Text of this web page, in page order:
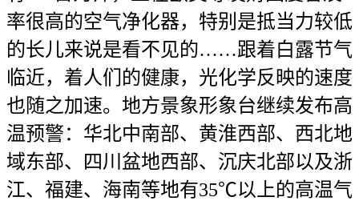
率很高的空气净化器，特别是抵当力较低
的长儿来说是看不见的……跟着白露节气
临近，着人们的健康，光化学反映的速度
也随之加速。地方景象形象台继续发布高
温预警：华北中南部、黄淮西部、西北地
域东部、四川盆地西部、沉庆北部以及浙
江、福建、海南等地有35℃以上的高温气